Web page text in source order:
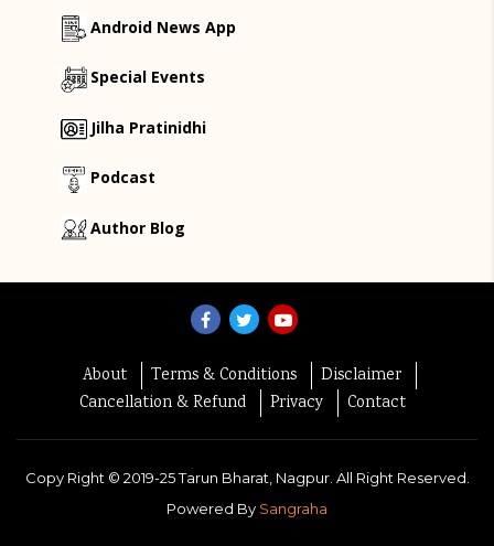
Android News App
Special Events
Jilha Pratinidhi
Podcast
Author Blog
About Terms & Conditions
Disclaimer
Cancellation & Refund
Privacy Contact
Copy Right © 2019-25Tarun Bharat, Nagpur. All Right Reserved.
Powered By Sangraha